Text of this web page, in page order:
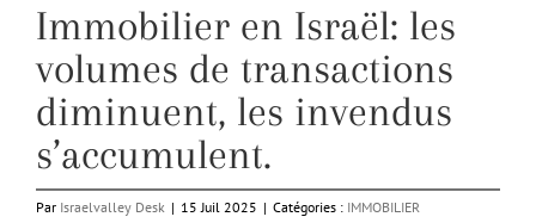
Immobilier en Israël: les
volumes de transactions
diminuent, les invendus
s’accumulent.
Par Israelvalley Desk | 15 Juil 2025 | Catégories : IMMOBILIER